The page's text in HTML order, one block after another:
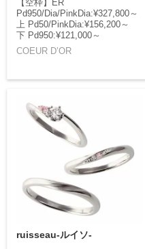
【空枠】ER
Pd950/Dia/PinkDia:¥327,800～
上 Pd50/PinkDia:¥156,200～
下 Pd950:¥121,000～
COEUR D’OR
ruisseau-ルイソ-